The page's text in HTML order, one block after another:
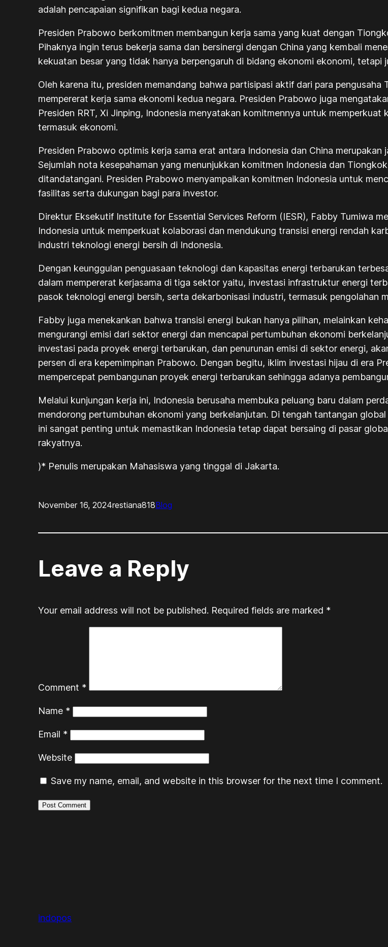
adalah pencapaian signifikan bagi kedua negara.
Presiden Prabowo berkomitmen membangun kerja sama yang kuat dengan
Pihaknya ingin terus bekerja sama dan bersinergi dengan China yang kembali
kekuatan besar yang tidak hanya berpengaruh di bidang ekonomi ekonomi, tetapi
Oleh karena itu, presiden memandang bahwa partisipasi aktif dari para
mempererat kerja sama ekonomi kedua negara. Presiden Prabowo juga
Presiden RRT, Xi Jinping, Indonesia menyatakan komitmennya untuk
termasuk ekonomi.
Presiden Prabowo optimis kerja sama erat antara Indonesia dan China merupakan
Sejumlah nota kesepahaman yang menunjukkan komitmen Indonesia dan
ditandatangani. Presiden Prabowo menyampaikan komitmen Indonesia untuk
fasilitas serta dukungan bagi para investor.
Direktur Eksekutif Institute for Essential Services Reform (IESR), Fabby Tumiwa
Indonesia untuk memperkuat kolaborasi dan mendukung transisi energi rendah
industri teknologi energi bersih di Indonesia.
Dengan keunggulan penguasaan teknologi dan kapasitas energi terbarukan
dalam mempererat kerjasama di tiga sektor yaitu, investasi infrastruktur energi
pasok teknologi energi bersih, serta dekarbonisasi industri, termasuk pengolahan
Fabby juga menekankan bahwa transisi energi bukan hanya pilihan, melainkan
mengurangi emisi dari sektor energi dan mencapai pertumbuhan ekonomi
investasi pada proyek energi terbarukan, dan penurunan emisi di sektor energi,
persen di era kepemimpinan Prabowo. Dengan begitu, iklim investasi hijau di era
mempercepat pembangunan proyek energi terbarukan sehingga adanya
Melalui kunjungan kerja ini, Indonesia berusaha membuka peluang baru dalam
mendorong pertumbuhan ekonomi yang berkelanjutan. Di tengah tantangan
ini sangat penting untuk memastikan Indonesia tetap dapat bersaing di pasar
rakyatnya.
)* Penulis merupakan Mahasiswa yang tinggal di Jakarta.
November 16, 2024restiana818Blog
Leave a Reply
Your email address will not be published. Required fields are marked *
Comment *
Name *
Email *
Website
Save my name, email, and website in this browser for the next time I comment.
indopos